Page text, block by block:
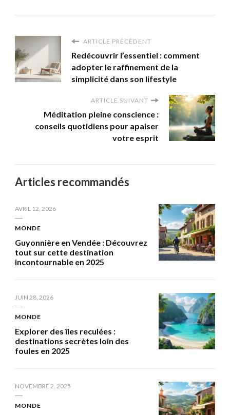
ARTICLE PRÉCÉDENT
Redécouvrir l’essentiel : comment
adopter le raffinement de la
simplicité dans son lifestyle
ARTICLE SUIVANT
Méditation pleine conscience :
conseils quotidiens pour apaiser
votre esprit
Articles recommandés
AVRIL 12, 2026
MONDE
Guyonnière en Vendée : Découvrez
tout sur cette destination
incontournable en 2025
JUIN 28, 2026
MONDE
Explorer des îles reculées :
destinations secrètes loin des
foules en 2025
NOVEMBRE 2, 2025
MONDE